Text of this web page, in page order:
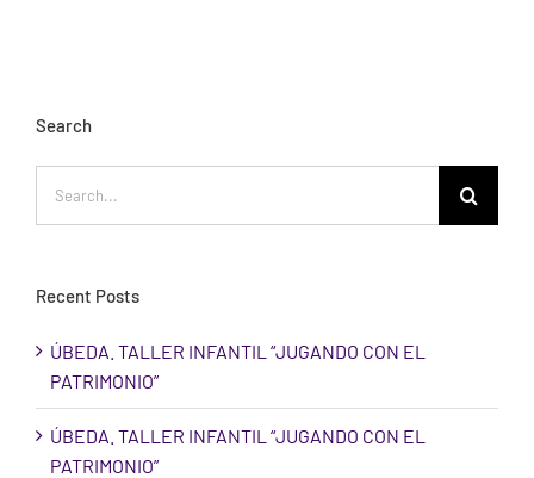
Search
for:
Recent Posts
ÚBEDA. TALLER INFANTIL “JUGANDO CON EL
PATRIMONIO”
ÚBEDA. TALLER INFANTIL “JUGANDO CON EL
PATRIMONIO”